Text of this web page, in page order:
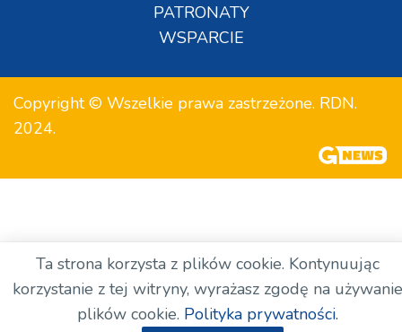
PATRONATY
WSPARCIE
Copyright © Wszelkie prawa zastrzeżone. RDN.
2024.
Ta strona korzysta z plików cookie. Kontynuując
korzystanie z tej witryny, wyrażasz zgodę na używanie
plików cookie. Polityka prywatności.